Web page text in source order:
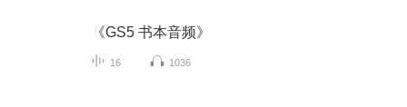
《GS5 书本音频》
16 1036